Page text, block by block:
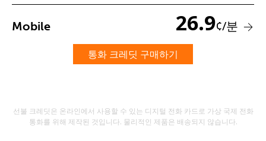
비밀번호를 생성하지 않았습니다
최소 8자
대문자 및 소문자
Mobile 26.9¢/분
통화 크레딧 구매하기
선불 크레딧은 온라인에서 사용할 수 있는 디지털 전화 카드로 가상 국제 전화
통화를 위해 제작된 것입니다. 물리적인 제품은 배송되지 않습니다.